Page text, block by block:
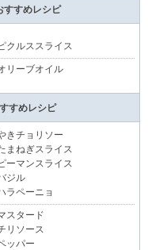
すすめレシピ
クルススライス
リーブオイル
すめレシピ
きチョリソー
まねぎスライス
ーマンスライス
ジル
ラペーニョ
スタード
リソース
ッパー